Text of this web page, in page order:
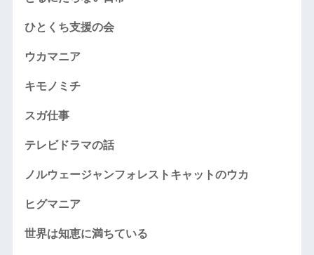
ひとくち支援の会
ウカマニア
キモノミチ
スガ仕事
テレビドラマの話
ノルウェージャンフォレストキャットのウカ
ヒグマニア
世界は知恵に満ちている